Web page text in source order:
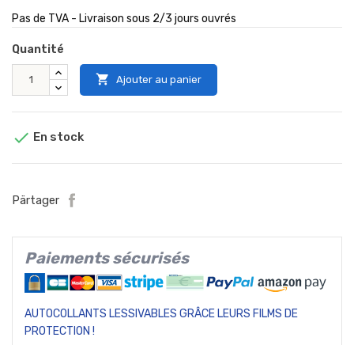
Pas de TVA - Livraison sous 2/3 jours ouvrés
Quantité
 Ajouter au panier
 En stock
Pärtager
Paiements sécurisés
AUTOCOLLANTS LESSIVABLES GRÂCE LEURS FILMS DE
PROTECTION !